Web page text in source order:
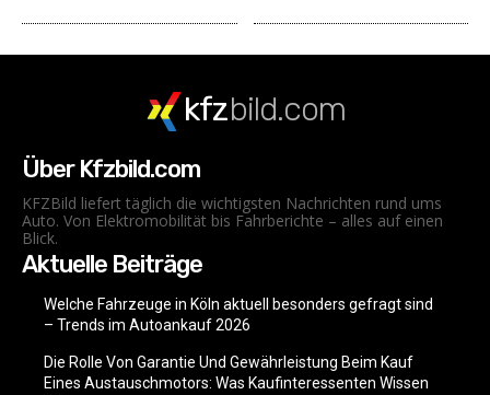
kfzbild.com
Über Kfzbild.com
KFZBild liefert täglich die wichtigsten Nachrichten rund ums
Auto. Von Elektromobilität bis Fahrberichte – alles auf einen
Blick.
Aktuelle Beiträge
Welche Fahrzeuge in Köln aktuell besonders gefragt sind
– Trends im Autoankauf 2026
Die Rolle Von Garantie Und Gewährleistung Beim Kauf
Eines Austauschmotors: Was Kaufinteressenten Wissen